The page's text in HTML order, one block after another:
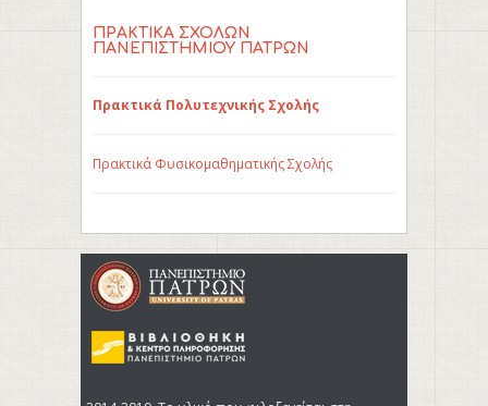
ΠΡΑΚΤΙΚΆ ΣΧΟΛΏΝ
ΠΑΝΕΠΙΣΤΗΜΊΟΥ ΠΑΤΡΏΝ
Πρακτικά Πολυτεχνικής Σχολής
Πρακτικά Φυσικομαθηματικής Σχολής